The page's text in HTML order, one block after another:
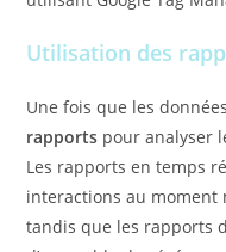
Utilisation des
Une fois que les
rapports pour analyser
Les rapports en temps
interactions au moment
tandis que les rapports